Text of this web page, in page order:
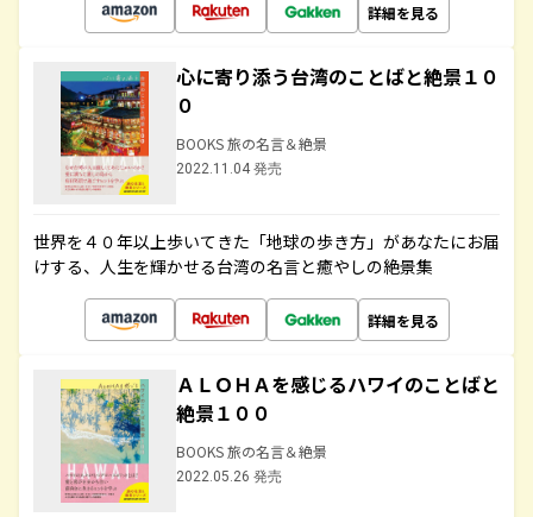
詳細を見る
心に寄り添う台湾のことばと絶景１０
０
BOOKS 旅の名言＆絶景
2022.11.04 発売
世界を４０年以上歩いてきた「地球の歩き方」があなたにお届
けする、人生を輝かせる台湾の名言と癒やしの絶景集
詳細を見る
ＡＬＯＨＡを感じるハワイのことばと
絶景１００
BOOKS 旅の名言＆絶景
2022.05.26 発売